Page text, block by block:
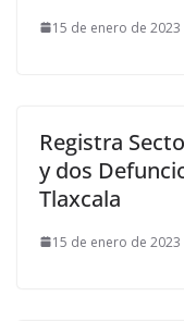
15 de enero de 2023
Registra
y dos
Tlaxcala
15 de enero de 2023